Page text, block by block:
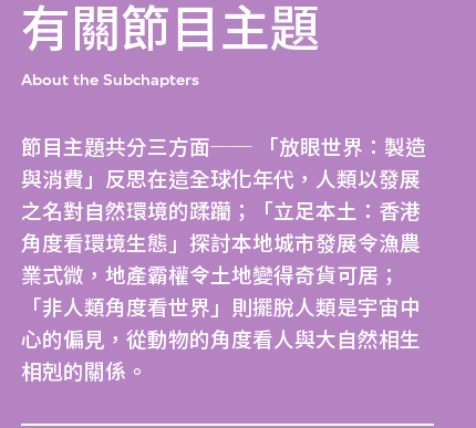
有關節目主題
About the Subchapters
節目主題共分三方面── 「放眼世界：製造
與消費」反思在這全球化年代，人類以發展
之名對自然環境的蹂躪；「立足本土：香港
角度看環境生態」探討本地城市發展令漁農
業式微，地產霸權令土地變得奇貨可居；
「非人類角度看世界」則擺脫人類是宇宙中
心的偏見，從動物的角度看人與大自然相生
相剋的關係。